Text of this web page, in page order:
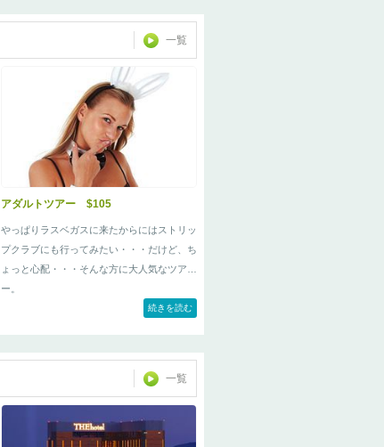
一覧
アダルトツアー $105
やっぱりラスベガスに来たからにはストリッ
プクラブにも行ってみたい・・・だけど、ち
ょっと心配・・・そんな方に大人気なツア
ー。
続きを読む
一覧